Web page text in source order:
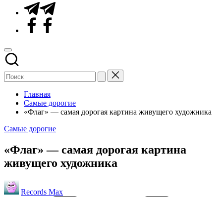
Telegram
Facebook
Главная
Самые дорогие
«Флаг» — самая дорогая картина живущего художника
Опубликовано
Самые дорогие
«Флаг» — самая дорогая картина
живущего художника
Запись
от
Records Max